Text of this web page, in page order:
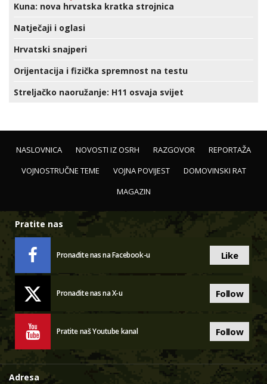
Kuna: nova hrvatska kratka strojnica
Natječaji i oglasi
Hrvatski snajperi
Orijentacija i fizička spremnost na testu
Streljačko naoružanje: H11 osvaja svijet
NASLOVNICA NOVOSTI IZ OSRH RAZGOVOR
REPORTAŽA
VOJNOSTRUČNE TEME
VOJNA POVIJEST
DOMOVINSKI RAT
MAGAZIN
Pratite nas
Pronađite nas na Facebook-u Like
Pronađite nas na X-u Follow
Pratite naš Youtube kanal Follow
Adresa